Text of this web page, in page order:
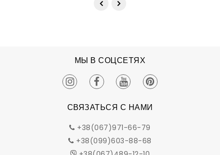
МЫ В СОЦСЕТЯХ
СВЯЗАТЬСЯ С НАМИ
+38(067)971-66-79
+38(099)603-88-68